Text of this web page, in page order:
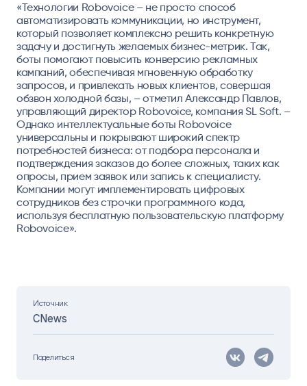
Источник
CNews
Поделиться
«Технологии Robovoice – не просто способ
автоматизировать коммуникации, но инструмент,
который позволяет комплексно решить конкретную
задачу и достигнуть желаемых бизнес-метрик. Так,
боты помогают повысить конверсию рекламных
кампаний, обеспечивая мгновенную обработку
запросов, и привлекать новых клиентов, совершая
обзвон холодной базы, – отметилАлександр Павлов,
управляющий директор Robovoice, компания SL Soft. –
Однако интеллектуальные боты Robovoice
универсальны и покрывают широкий спектр
потребностей бизнеса: от подбора персонала и
подтверждения заказов до более сложных, таких как
опросы, прием заявок или запись к специалисту.
Компании могут имплементировать цифровых
сотрудников без строчки программного кода,
используя бесплатную пользовательскую платформу
Robovoice».